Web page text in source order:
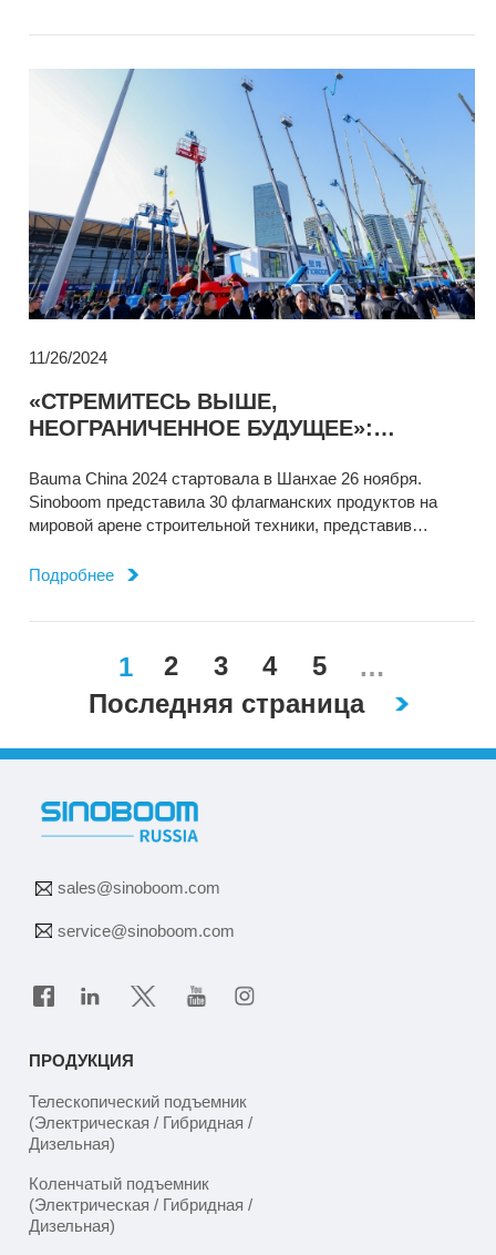
11/26/2024
«СТРЕМИТЕСЬ ВЫШЕ,
НЕОГРАНИЧЕННОЕ БУДУЩЕЕ»:
ВСЕСТОРОННИЕ ОТРАСЛЕВЫЕ
РЕШЕНИЯ НА BAUMA CHINA
Bauma China 2024 стартовала в Шанхае 26 ноября.
Sinoboom представила 30 флагманских продуктов на
мировой арене строительной техники, представив
работу.
Подробнее
1 2 3 4 5
…
Последняя страница​​
sales@sinoboom.com
service@sinoboom.com
ПРОДУКЦИЯ
Телескопический подъемник
(Электрическая / Гибридная /
Дизельная)
Коленчатый подъемник
(Электрическая / Гибридная /
Дизельная)